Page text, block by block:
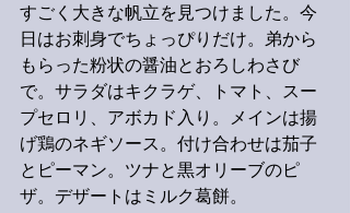
すごく大きな帆立を見つけました。今
日はお刺身でちょっぴりだけ。弟から
もらった粉状の醤油とおろしわさび
で。サラダはキクラゲ、トマト、スー
プセロリ、アボカド入り。メインは揚
げ鶏のネギソース。付け合わせは茄子
とピーマン。ツナと黒オリーブのピ
ザ。デザートはミルク葛餅。